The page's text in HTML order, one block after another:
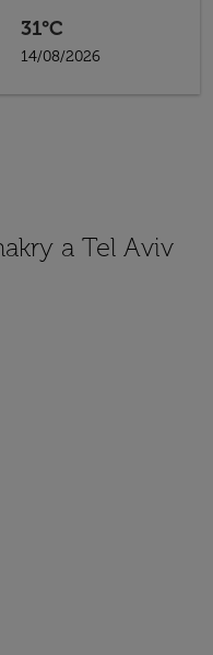
31°C
14/08/2026
a Tel Aviv